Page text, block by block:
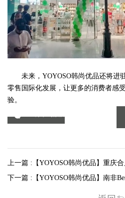
未来，YOYOSO韩尚优品还将进
零售国际化发展，让更多的消费者感
验。
上一篇 : 【YOYOSO韩尚优品】重庆
下一篇 : 【YOYOSO韩尚优品】南非